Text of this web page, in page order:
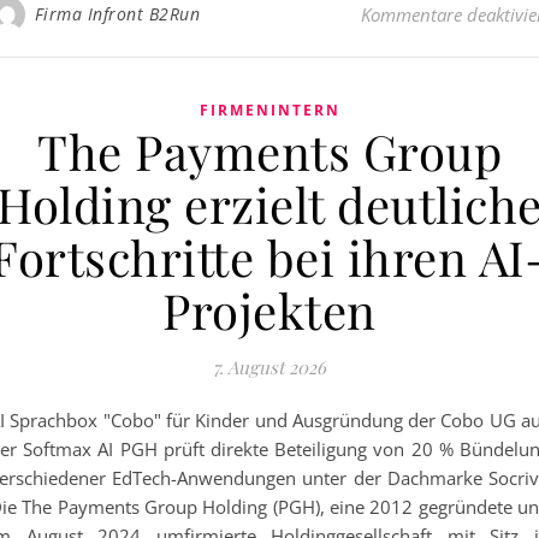
Firma Infront B2Run Kommentare
FIRMENINTERN
The Payments Group
erzielt deutliche
bei ihren
Projekten
7. August 2026
Sprachbox "Cobo" für Kinder und Ausgründung der Cobo UG
Softmax AI PGH prüft direkte Beteiligung von 20 %
EdTech-Anwendungen unter der Dachmarke
The Payments Group Holding (PGH), eine 2012 gegründete